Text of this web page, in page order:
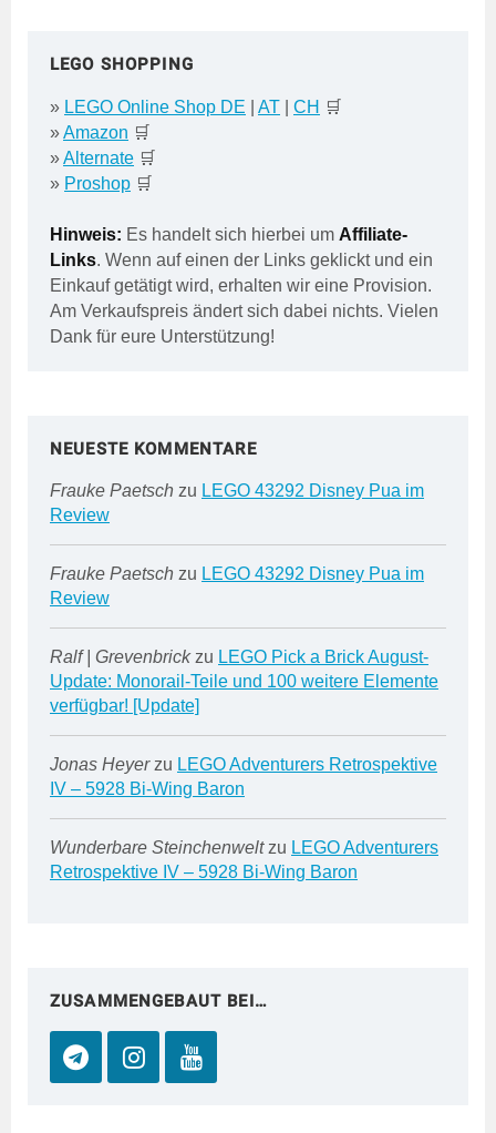
LEGO SHOPPING
» LEGO Online Shop DE AT CH 🛒
»Amazon 🛒
»Alternate 🛒
» Proshop 🛒
Hinweis: Es handelt sich hierbei um Affiliate-
Links. Wenn auf einen der Links geklickt und ein
Einkauf getätigt wird, erhalten wir eine Provision.
Am Verkaufspreis ändert sich dabei nichts. Vielen
Dank für eure Unterstützung!
NEUESTE KOMMENTARE
Frauke Paetsch zu LEGO 43292 Disney Pua im
Review
Frauke Paetsch zu LEGO 43292 Disney Pua im
Review
Ralf | Grevenbrickzu LEGO Pick a Brick August-
Update: Monorail-Teile und 100 weitere Elemente
verfügbar! [Update]
Jonas Heyerzu LEGO Adventurers Retrospektive
IV – 5928 Bi-Wing Baron
Wunderbare Steinchenweltzu LEGO Adventurers
Retrospektive IV – 5928 Bi-Wing Baron
ZUSAMMENGEBAUT BEI…